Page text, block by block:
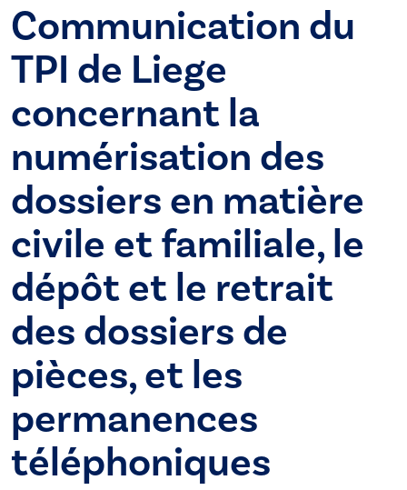
Communication du
TPI de Liege
concernant la
numérisation des
dossiers en matière
civile et familiale, le
dépôt et le retrait
des dossiers de
pièces, et les
permanences
téléphoniques